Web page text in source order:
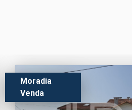
Moradia
Venda